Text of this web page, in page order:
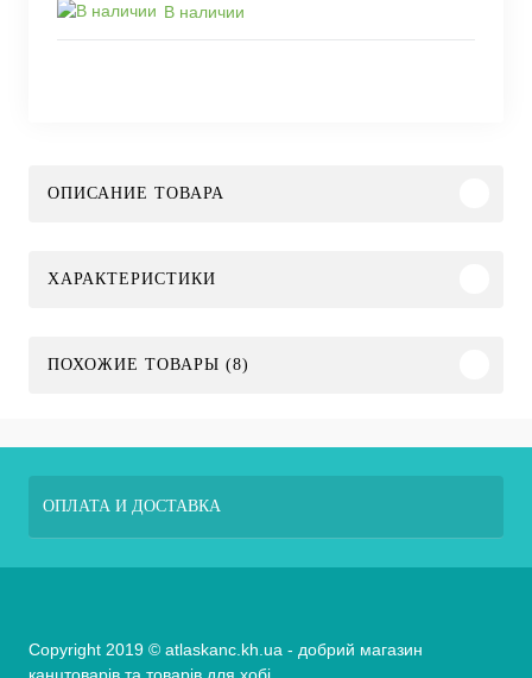
В наличии
ОПИСАНИЕ ТОВАРА
ХАРАКТЕРИСТИКИ
ПОХОЖИЕ ТОВАРЫ (8)
ОПЛАТА И ДОСТАВКА
Copyright 2019 © atlaskanc.kh.ua - добрий магазин